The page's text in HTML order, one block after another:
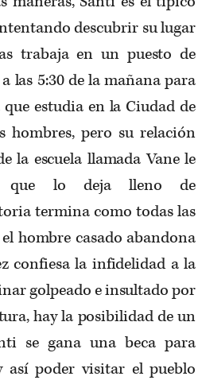
descubrir su lugar
trabaja en un puesto de
las 5:30 de la mañana para
estudia en la Ciudad de
hombres, pero su relación
la escuela llamada Vane le
que lo deja lleno de
termina como todas las
hombre casado abandona
confiesa la infidelidad a la
golpeado e insultado por
hay la posibilidad de un
se gana una beca para
poder visitar el pueblo